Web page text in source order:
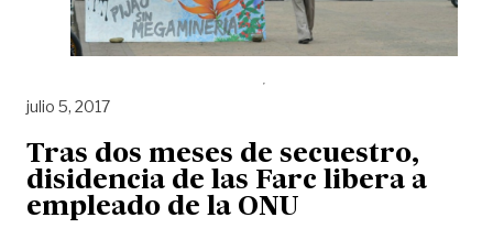
julio 5, 2017
Tras dos meses de secuestro,
disidencia de las Farc libera a
empleado de la ONU